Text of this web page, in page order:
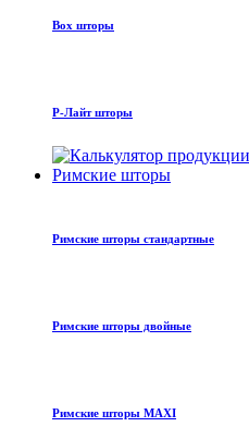
Box шторы
Р-Лайт шторы
Римские шторы
Римские шторы стандартные
Римские шторы двойные
Римские шторы MAXI